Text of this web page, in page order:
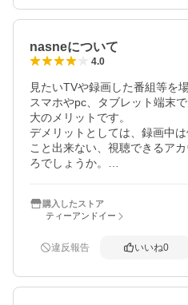
nasneについて
4.0
見たいTVや録画した番組等を
スマホやpc、タブレット端末
大のメリットです。
デメリットとしては、録画中
こと出来ない、視聴できるア
ろでしょうか。
います。
この辺りを解消
購入したストア
ティーアンドイー
違反報告 いいね0